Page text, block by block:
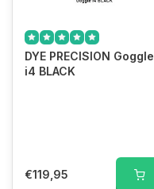
DYE PRECISION Goggle
i4 BLACK
€119,95